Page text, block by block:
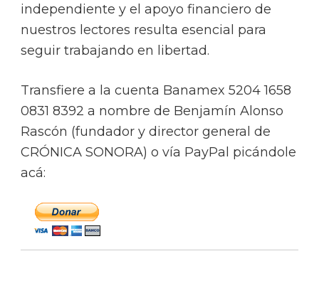
independiente y el apoyo financiero de
nuestros lectores resulta esencial para
seguir trabajando en libertad.
Transfiere a la cuenta Banamex 5204 1658
0831 8392 a nombre de Benjamín Alonso
Rascón (fundador y director general de
CRÓNICA SONORA) o vía PayPal picándole
acá: